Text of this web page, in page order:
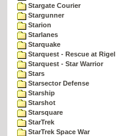
Stargate Courier
Stargunner
Starion
Starlanes
Starquake
Starquest - Rescue at Rigel
Starquest - Star Warrior
Stars
Starsector Defense
Starship
Starshot
Starsquare
StarTrek
StarTrek Space War